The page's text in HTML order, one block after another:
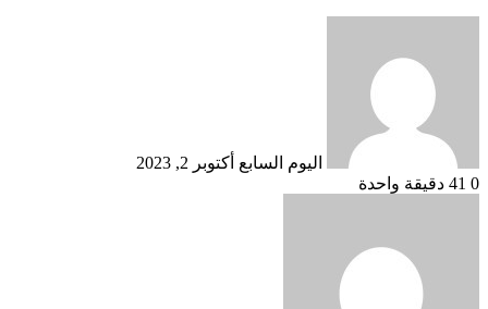
اليوم السابع أكتوبر 2, 2023
0
دقيقة واحدة